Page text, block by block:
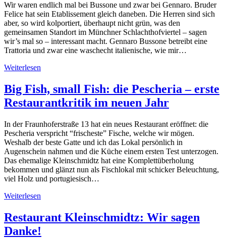
Wir waren endlich mal bei Bussone und zwar bei Gennaro. Bruder
Felice hat sein Etablissement gleich daneben. Die Herren sind sich
aber, so wird kolportiert, überhaupt nicht grün, was den
gemeinsamen Standort im Münchner Schlachthofviertel – sagen
wir’s mal so – interessant macht. Gennaro Bussone betreibt eine
Trattoria und zwar eine waschecht italienische, wie mir…
Weiterlesen
Big Fish, small Fish: die Pescheria – erste
Restaurantkritik im neuen Jahr
In der Fraunhoferstraße 13 hat ein neues Restaurant eröffnet: die
Pescheria verspricht “frischeste” Fische, welche wir mögen.
Weshalb der beste Gatte und ich das Lokal persönlich in
Augenschein nahmen und die Küche einem ersten Test unterzogen.
Das ehemalige Kleinschmidtz hat eine Komplettüberholung
bekommen und glänzt nun als Fischlokal mit schicker Beleuchtung,
viel Holz und portugiesisch…
Weiterlesen
Restaurant Kleinschmidtz: Wir sagen
Danke!